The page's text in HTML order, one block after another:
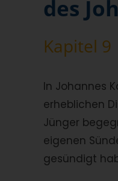
des
Kapitel 9
In Johannes
erheblichen
Jünger
eigenen
gesündigt